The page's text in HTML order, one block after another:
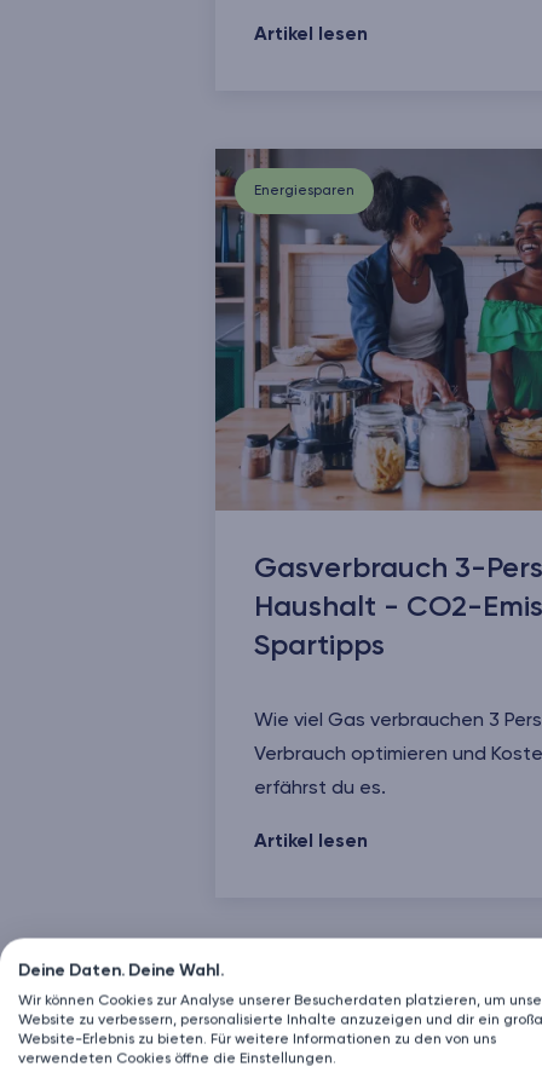
Neue Energieeffizienzklassen:
Artikel lesen
Energiesparen
Gasverbrauch 3-
Haushalt - CO2-
Spartipps
Wie viel Gas verbrauchen 3
Verbrauch optimieren und
erfährst du es.
Gasverbrauch 3-Personen-
Artikel lesen
Energie & mehr
Deine Daten. Deine Wahl.
Wir können Cookies zur Analyse unserer Besucherdaten platzieren, um
Website zu verbessern, personalisierte Inhalte anzuzeigen und dir ein
Website-Erlebnis zu bieten. Für weitere Informationen zu den von uns
verwendeten Cookies öffne die Einstellungen.